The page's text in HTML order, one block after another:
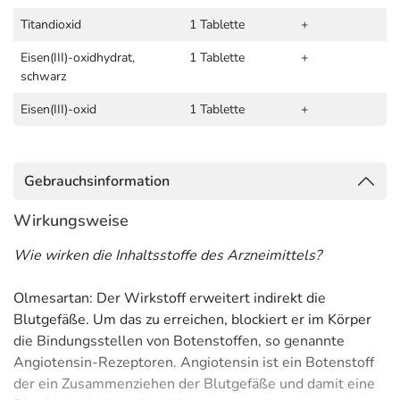
Titandioxid 1 Tablette
+
Eisen(III)-oxidhydrat,
schwarz
1 Tablette +
Eisen(III)-oxid 1 Tablette +
Gebrauchsinformation
Wirkungsweise
Wie wirken die Inhaltsstoffe des Arzneimittels?
Olmesartan: Der Wirkstoff erweitert indirekt die
Blutgefäße. Um das zu erreichen, blockiert er im Körper
die Bindungsstellen von Botenstoffen, so genannte
Angiotensin-Rezeptoren. Angiotensin ist ein Botenstoff
der ein Zusammenziehen der Blutgefäße und damit eine